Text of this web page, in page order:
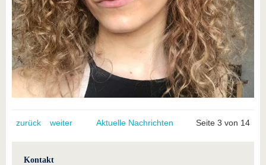
zurück weiter Aktuelle Nachrichten Seite 3 von 14
Kontakt